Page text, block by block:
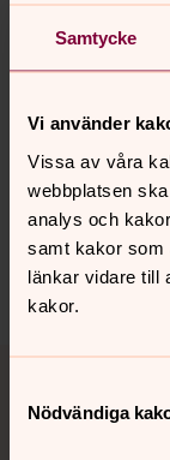
Samtycke
Vi använder
Vissa av våra
webbplatsen
analys och
samt kakor som
länkar vidare till
kakor.
Nödvändiga
Synpunkter
innehåll?
Tillbaka till
Tillbaka till